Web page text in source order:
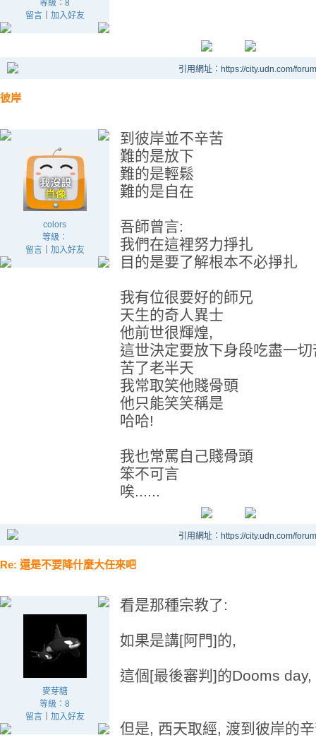
等級：8
留言｜ 加入好友
引用網址：https://city.udn.com/
彼岸
colors
等級：
留言｜ 加入好友
到彼岸並不辛苦
難的是放下
難的是輕鬆
難的是自在
吾師曾言:
我們在這裡努力掙扎
目的是要了解根本不必掙扎
我有位很要好的師兄
天生的奇人異士
他前世很輝煌,
這世決定要放下身段吃盡一
苦了老半天
我常取笑他賤骨頭
他只能笑笑稱是
哈哈!
我也常罵自己賤骨頭
笨不可言
唉......
引用網址：https://city.udn.com/
Re: 還是不要降什麼大任來吧
麥芽糖
等級：8
留言｜ 加入好友
看是那種宗教了:
如果是講[阿門]的,
這個[最後審判]的Dooms
但是, 西天取經, 渡到彼岸的